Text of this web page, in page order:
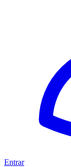
Entrar